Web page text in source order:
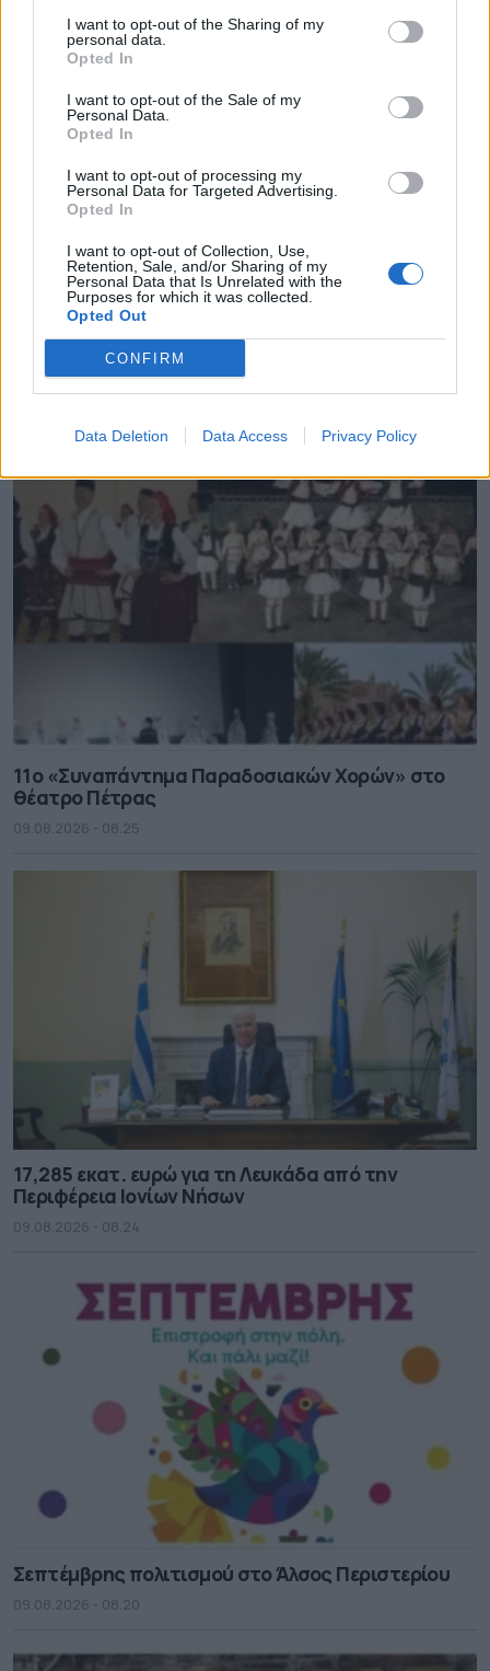
I want to opt-out of the Sharing of my
personal data.
Opted In
I want to opt-out of the Sale of my
Personal Data.
Opted In
I want to opt-out of processing my
Personal Data for Targeted Advertising.
Opted In
I want to opt-out of Collection, Use,
Retention, Sale, and/or Sharing of my
Personal Data that Is Unrelated with the
Purposes for which it was collected.
Opted Out
CONFIRM
Data Deletion Data Access Privacy Policy
09.08.2026 - 08.46
Εγκρίθηκε το Σχέδιο Αστικής Ανθεκτικότητας του
δήμου Μαλεβιζίου
09.08.2026 - 08.30
11ο «Συναπάντημα Παραδοσιακών Χορών» στο
θέατρο Πέτρας
09.08.2026 - 08.25
17,285 εκατ. ευρώ για τη Λευκάδα από την
Περιφέρεια Ιονίων Νήσων
09.08.2026 - 08.24
Σεπτέμβρης πολιτισμού στο Άλσος Περιστερίου
09.08.2026 - 08.20